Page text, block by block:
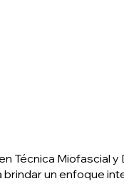
Técnica Miofascial
un enfoque